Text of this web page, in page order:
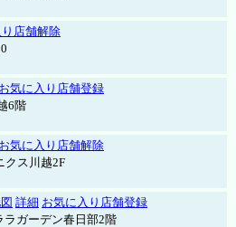
店舗解除
お気に入り店舗登録
6階
お気に入り店舗解除
クス川越2F
詳細 お気に入り店舗登録
ガーデン春日部2階